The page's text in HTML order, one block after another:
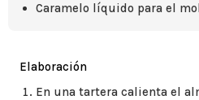
Caramelo líquido para el
Elaboración
En una tartera calienta el